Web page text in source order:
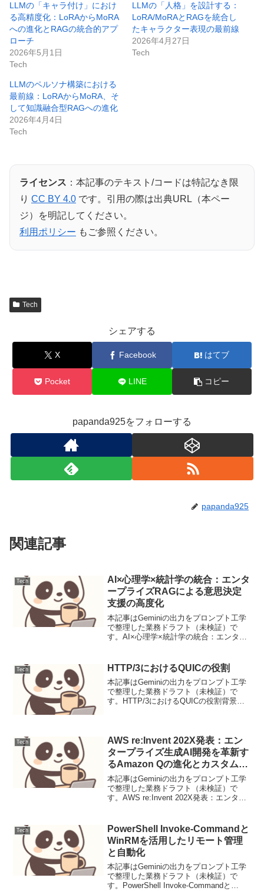
LLMの「キャラ付け」におけ
る高精度化：LoRAからMoRA
への進化とRAGの統合的アプ
ローチ
2026年5月1日
Tech
LLMの「人格」を設計する：
LoRA/MoRAとRAGを統合し
たキャラクター表現の最前線
2026年4月27日
Tech
LLMのペルソナ構築における
最前線：LoRAからMoRA、そ
して知識融合型RAGへの進化
2026年4月4日
Tech
ライセンス ：本記事のテキスト/コードは特記なき限
り CC BY 4.0 です。引用の際は出典URL（本ペー
ジ）を明記してください。
利用ポリシー もご参照ください。
Tech
シェアする
X Facebook はてブ
Pocket LINE コピー
papanda925をフォローする
papanda925
関連記事
Tech
AI×心理学×統計学の統合：エンタ
ープライズRAGによる意思決定
支援の高度化
本記事はGeminiの出力をプロンプト工学
で整理した業務ドラフト（未検証）で
す。AI×心理学×統計学の統合：エンター
における意思決定の質を向上させるた
め、RAG（検索...
Tech HTTP/3におけるQUICの役割
本記事はGeminiの出力をプロンプト工学
で整理した業務ドラフト（未検証）で
す。HTTP/3におけるQUICの役割背景
Tech
AWS re:Invent 202X発表：エン
タープライズ生成AI開発を革新す
るAmazon Qの進化とカスタムア
プリ構築
本記事はGeminiの出力をプロンプト工学
で整理した業務ドラフト（未検証）で
す。AWS re:Invent 202X発表：エンター
要点：開発者アシスタントとカス...
Tech
PowerShell Invoke-Commandと
WinRMを活用したリモート管理
と自動化
本記事はGeminiの出力をプロンプト工学
で整理した業務ドラフト（未検証）で
す。PowerShell Invoke-Commandと